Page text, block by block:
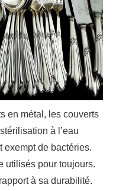
en métal, les couverts
à l’eau
exempt de bactéries.
utilisés pour toujours.
à sa durabilité.